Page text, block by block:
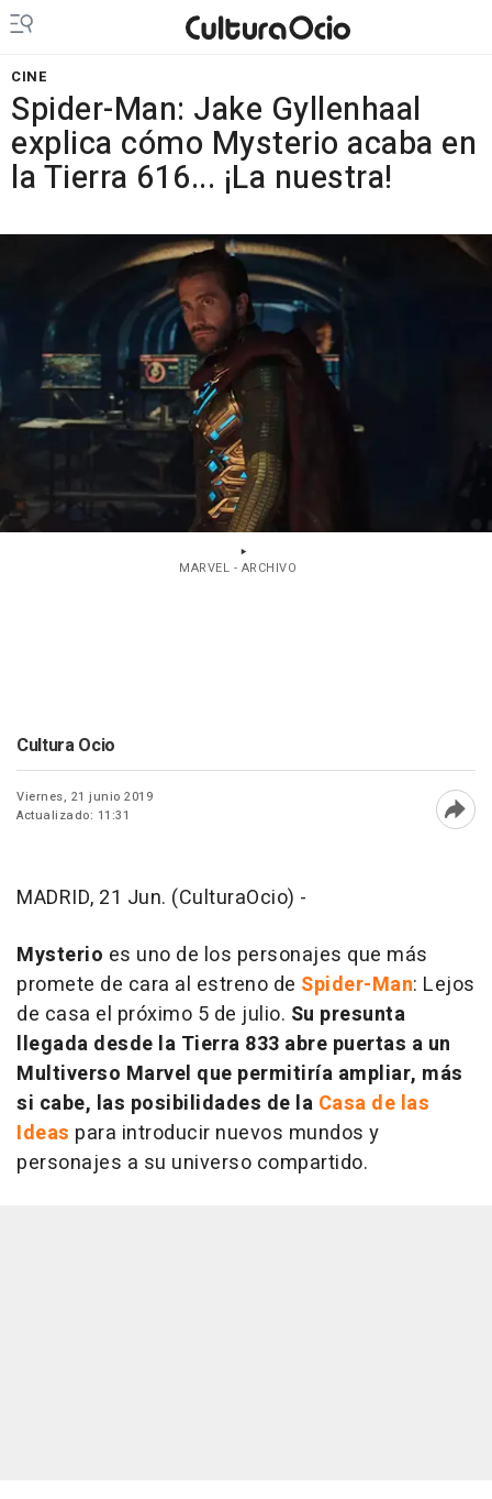
CINE
Spider-Man: Jake Gyllenhaal
explica cómo Mysterio acaba en
la Tierra 616... ¡La nuestra!
MARVEL - ARCHIVO
Cultura Ocio
Viernes, 21 junio 2019
Actualizado: 11:31
MADRID, 21 Jun. (CulturaOcio) -
Mysterio es uno de los personajes que más
promete de cara al estreno de Spider-Man: Lejos
de casa el próximo 5 de julio. Su presunta
llegada desde la Tierra 833 abre puertas a un
Multiverso Marvel que permitiría ampliar, más
si cabe, las posibilidades de la Casa de las
Ideas para introducir nuevos mundos y
personajes a su universo compartido.